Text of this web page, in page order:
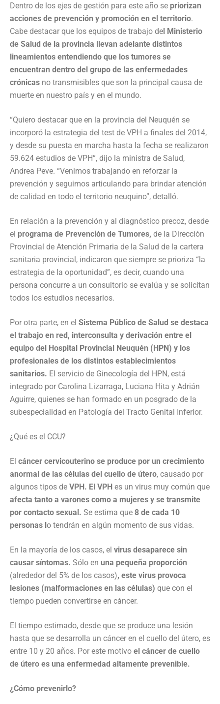
Dentro de los ejes de gestión para este año se priorizan
acciones de prevención y promoción en el territorio.
Cabe destacar que los equipos de trabajo del Ministerio
de Salud de la provincia llevan adelante distintos
lineamientos entendiendo que los tumores se
encuentran dentro del grupo de las enfermedades
crónicas no transmisibles que son la principal causa de
muerte en nuestro país y en el mundo.
“Quiero destacar que en la provincia del Neuquén se
incorporó la estrategia del test de VPH a finales del 2014,
y desde su puesta en marcha hasta la fecha se realizaron
59.624 estudios de VPH”, dijo la ministra de Salud,
Andrea Peve. “Venimos trabajando en reforzar la
prevención y seguimos articulando para brindar atención
de calidad en todo el territorio neuquino”, detalló.
En relación a la prevención y al diagnóstico precoz, desde
el programa de Prevención de Tumores, de la Dirección
Provincial de Atención Primaria de la Salud de la cartera
sanitaria provincial, indicaron que siempre se prioriza “la
estrategia de la oportunidad”, es decir, cuando una
persona concurre a un consultorio se evalúa y se solicitan
todos los estudios necesarios.
Por otra parte, en el Sistema Público de Salud se destaca
el trabajo en red, interconsulta y derivación entre el
equipo del Hospital Provincial Neuquén (HPN) y los
profesionales de los distintos establecimientos
sanitarios. El servicio de Ginecología del HPN, está
integrado por Carolina Lizarraga, Luciana Hita y Adrián
Aguirre, quienes se han formado en un posgrado de la
subespecialidad en Patología del Tracto Genital Inferior.
¿Qué es el CCU?
El cáncer cervicouterino se produce por un crecimiento
anormal de las células del cuello de útero, causado por
algunos tipos de VPH. El VPH es un virus muy común que
afecta tanto a varones como a mujeres y se transmite
por contacto sexual. Se estima que 8 de cada 10
personas lo tendrán en algún momento de sus vidas.
En la mayoría de los casos, el virus desaparece sin
causar síntomas. Sólo en una pequeña proporción
(alrededor del 5% de los casos), este virus provoca
lesiones (malformaciones en las células) que con el
tiempo pueden convertirse en cáncer.
El tiempo estimado, desde que se produce una lesión
hasta que se desarrolla un cáncer en el cuello del útero, es
entre 10 y 20 años. Por este motivo el cáncer de cuello
de útero es una enfermedad altamente prevenible.
¿Cómo prevenirlo?